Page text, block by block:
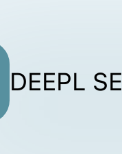
DEEPL SE